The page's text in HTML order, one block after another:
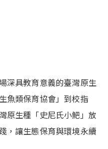
深具教育意義的臺灣原生
魚類保育協會」到校指
原生種「史尼氏小䰾」放
，讓生態保育與環境永續